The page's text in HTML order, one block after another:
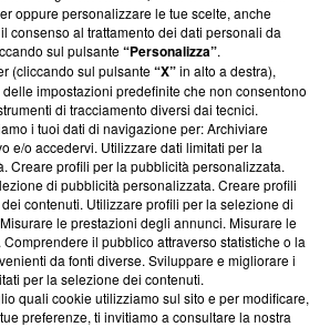
247.845.224, Via Carlo Frasca, 3 - 6900
+39 0690258937
oppure personalizzare le tue scelte, anche
consenso al trattamento dei dati personali da
sul pulsante“Personalizza”.
(cliccando sul pulsante“X”in alto a destra),
impostazioni predefinite che non consentono
di tracciamento diversi dai tecnici.
i tuoi dati di navigazione per: Archiviare
e/o accedervi. Utilizzare dati limitati per la
Creare profili per la pubblicità personalizzata.
di pubblicità personalizzata. Creare profili
contenuti. Utilizzare profili per la selezione di
le prestazioni degli annunci. Misurare le
il pubblico attraverso statistiche o la
da fonti diverse. Sviluppare e migliorare i
per la selezione dei contenuti.
quali cookie utilizziamo sul sito e per modificare,
preferenze, ti invitiamo a consultare la nostra